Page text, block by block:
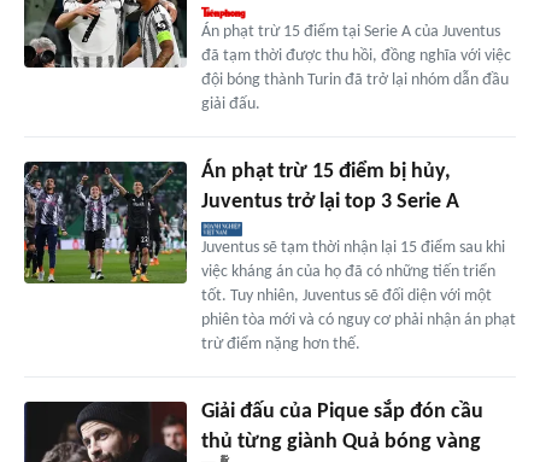
Án phạt trừ 15 điểm tại Serie A của Juventus
đã tạm thời được thu hồi, đồng nghĩa với việc
đội bóng thành Turin đã trở lại nhóm dẫn đầu
giải đấu.
Án phạt trừ 15 điểm bị hủy,
Juventus trở lại top 3 Serie A
Juventus sẽ tạm thời nhận lại 15 điểm sau khi
việc kháng án của họ đã có những tiến triển
tốt. Tuy nhiên, Juventus sẽ đối diện với một
phiên tòa mới và có nguy cơ phải nhận án phạt
trừ điểm nặng hơn thế.
Giải đấu của Pique sắp đón cầu
thủ từng giành Quả bóng vàng